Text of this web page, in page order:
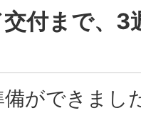
付まで、3
ができまし